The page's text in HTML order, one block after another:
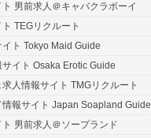
男前求人＠キャバクラボーイ
TEGリクルート
ト Tokyo Maid Guide
イト Osaka Erotic Guide
人情報サイト TMGリクルート
報サイト Japan Soapland Guide
男前求人＠ソープランド